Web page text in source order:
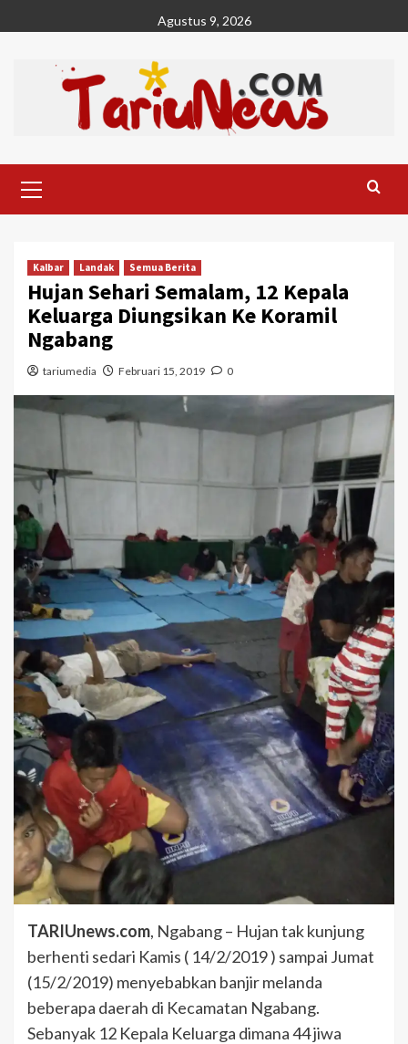
to
Agustus 9, 2026
Menu
Kalbar Landak Semua Berita
Hujan Sehari Semalam, 12 Kepala
Keluarga Diungsikan Ke Koramil
Ngabang
tariumedia Februari 15, 2019 0
TARIUnews.com, Ngabang – Hujan tak kunjung
berhenti sedari Kamis ( 14/2/2019 ) sampai Jumat
(15/2/2019) menyebabkan banjir melanda
beberapa daerah di Kecamatan Ngabang.
Sebanyak 12 Kepala Keluarga dimana 44 jiwa